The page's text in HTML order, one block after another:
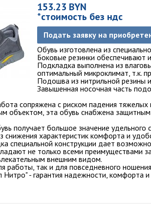
153.23 BYN
*стоимость без ндс
Подать заявку на
Обувь изготовлена из
Боковые резинки обеспечивают
Подкладка выполнена из
оптимальный микроклимат, т.к.
Подошва из нитрильной резины
Завышенная носочная часть
сопряжена с риском падения
объектом, эта обувь снабжена
получает большое значение
снижения характеристик комфорта и
специальной конструкции дает
не только всеми преимуществами
внешним видом.
работы, так и для повседневного
Нитро" - гарантия надежности, комфорта